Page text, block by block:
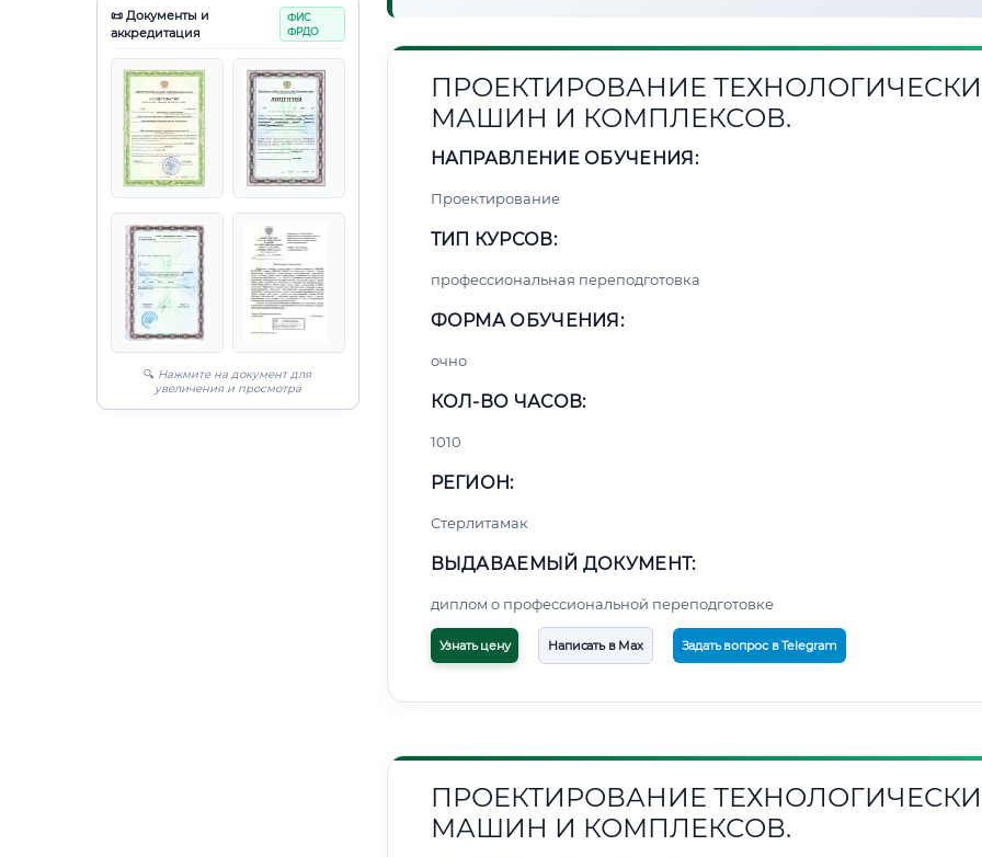
📜 Документы и
аккредитация
ФИС
ФРДО
🔍 Нажмите на документ для
увеличения и просмотра
ПРОЕКТИРОВАНИЕ
МАШИН И КОМПЛЕКСОВ.
НАПРАВЛЕНИЕ ОБУЧЕНИЯ:
Проектирование
ТИП КУРСОВ:
профессиональная переподготовка
ФОРМА ОБУЧЕНИЯ:
очно
КОЛ-ВО ЧАСОВ:
1010
РЕГИОН:
Стерлитамак
ВЫДАВАЕМЫЙ ДОКУМЕНТ:
диплом о профессиональной переподготовке
Узнать цену Написать в Max Задать вопрос в Telegram
ПРОЕКТИРОВАНИЕ
МАШИН И КОМПЛЕКСОВ.